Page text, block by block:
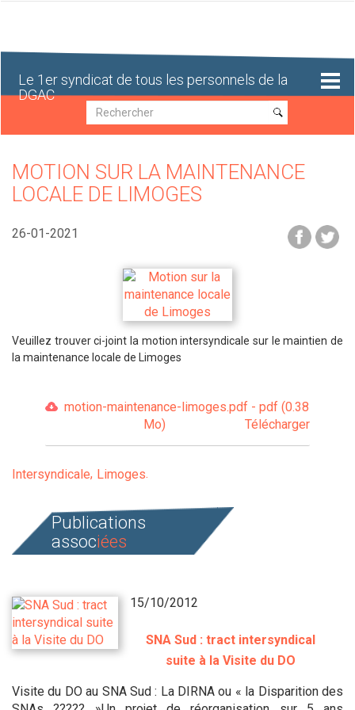
Le 1er syndicat de tous les personnels de la
DGAC
Recherche
Recherche
MOTION SUR LA MAINTENANCE
LOCALE DE LIMOGES
26-01-2021
Veuillez trouver ci-joint la motion intersyndicale sur le maintien de
la maintenance locale de Limoges
motion-maintenance-limoges.pdf - pdf (0.38
Mo)
Télécharger
Intersyndicale Limoges
Publications
associées
15/10/2012
SNA Sud : tract intersyndical
suite à la Visite du DO
Visite du DO au SNA Sud : La DIRNA ou « la Disparition des